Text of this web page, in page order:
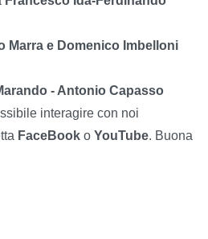
Marra e Domenico Imbelloni
- Antonio Capasso
interagire con noi
FaceBook o YouTube. Buona